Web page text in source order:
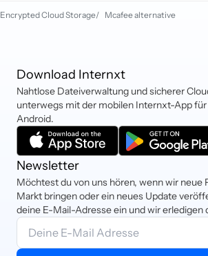
Encrypted Cloud Storage/ Mcafee alternative
Download Internxt
Nahtlose Dateiverwaltung und sicherer
unterwegs mit der mobilen Internxt-App für
Android.
Newsletter
Möchtest du von uns hören, wenn wir neue
Markt bringen oder ein neues Update
deine E-Mail-Adresse ein und wir erledigen